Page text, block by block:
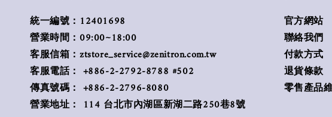
統一編號：12401698
營業時間：09:00~18:00
客服信箱：ztstore_service@zenitron.com.tw
客服電話： +886-2-2792-8788 #502
傳真號碼： +886-2-2796-8080
營業地址： 114 台北市內湖區新湖二路250巷8號
官方網站
聯絡我們
付款方式
退貨條款
零售產品